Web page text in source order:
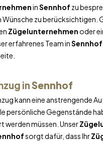
inSennhof zu
Wünsche zu berücksichtigen.
Zügelunternehmenoder
erfahrenes Team inSennhof
inSennhof
kann eine anstrengende
persönliche Gegenstände
werden müssen. Unser
sorgt dafür, dass Ihr